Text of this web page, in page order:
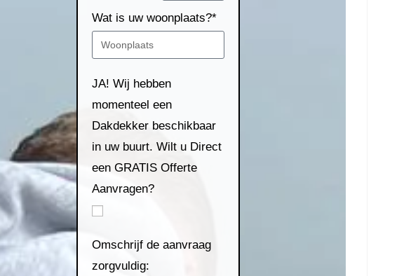
Wat is uw woonplaats?*
JA! Wij hebben
momenteel een
Dakdekker beschikbaar
in uw buurt. Wilt u Direct
een GRATIS Offerte
Aanvragen?
Omschrijf de aanvraag
zorgvuldig: